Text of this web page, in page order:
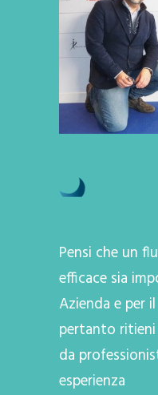
Pensi che un
efficace sia
Azienda e per
pertanto
da
esperienza